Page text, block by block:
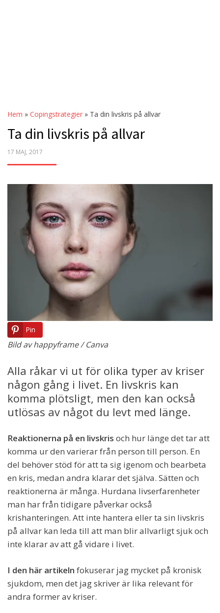
Hem » Copingstrategier » Ta din livskris på allvar
Ta din livskris på allvar
POSTED
17 MAJ, 2017
Pin
Bild av happyframe / Canva
Alla råkar vi ut för olika typer av kriser
någon gång i livet. En livskris kan
komma plötsligt, men den kan också
utlösas av något du levt med länge.
Reaktionerna på en livskris och hur länge det tar att
komma ur den varierar från person till person. En
del behöver stöd för att ta sig igenom och bearbeta
en kris, medan andra klarar det själva. Sätten och
reaktionerna är många. Hurdana livserfarenheter
man har från tidigare påverkar också
krishanteringen. Att inte hantera eller ta sin livskris
på allvar kan leda till att man blir allvarligt sjuk och
inte klarar av att gå vidare i livet.
I den här artikeln fokuserar jag mycket på kronisk
sjukdom, men det jag skriver är lika relevant för
andra former av kriser.